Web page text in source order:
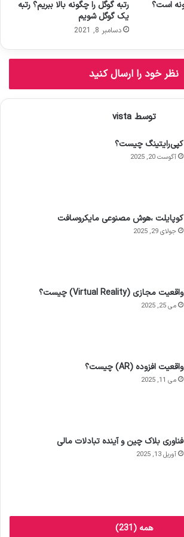
رتبه گوگل را چگونه بالا ببریم؟ رتبه
یک گوگل شویم
دسامبر 8, 2021
نظر خود را ارسال کنید
توسط vista
کپی‌رایتینگ چیست؟
آگوست 20, 2025
کوپایلت ،هوش مصنوعی مایکروسافت
جولای 29, 2025
واقعیت مجازی (Virtual Reality) چیست؟
می 25, 2025
واقعیت افزوده (AR) چیست؟
می 11, 2025
فناوری بلاک چین و آینده تبادلات مالی
آوریل 13, 2025
همه (231)